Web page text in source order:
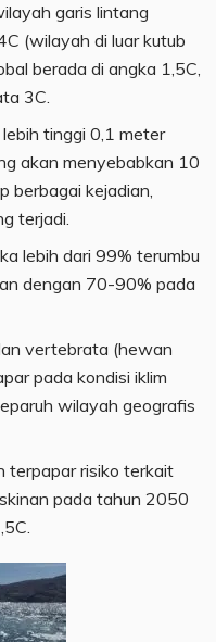
garis lintang
(wilayah di luar kutub
berada di angka 1,5C,
3C.
tinggi 0,1 meter
akan menyebabkan 10
berbagai kejadian,
terjadi.
lebih dari 99% terumbu
dengan 70-90% pada
vertebrata (hewan
pada kondisi iklim
wilayah geografis
terpapar risiko terkait
pada tahun 2050